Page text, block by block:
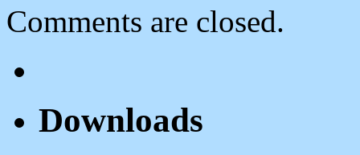
Comments are closed.
Downloads